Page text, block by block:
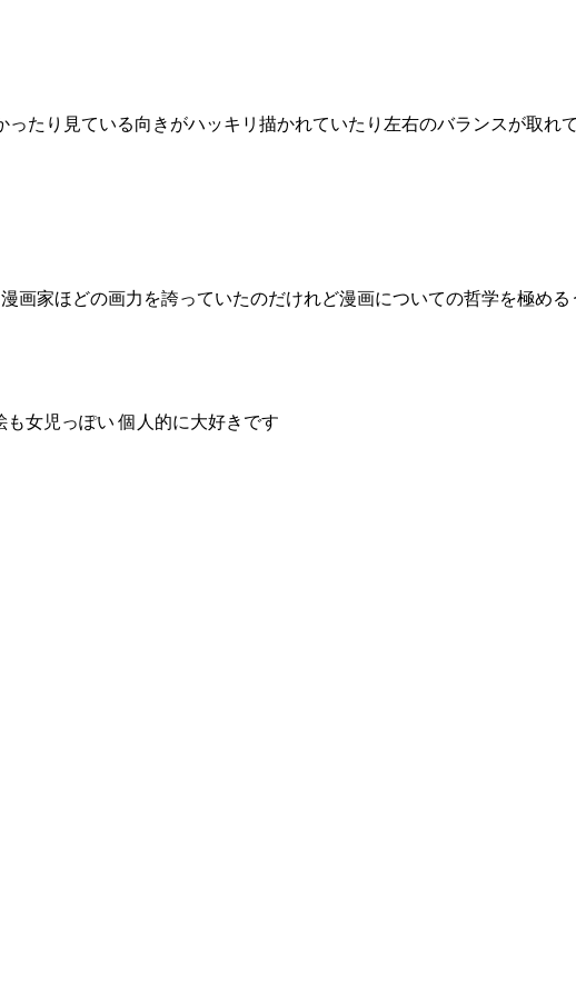
ったり見ている向きがハッキリ描かれていたり左右のバランスが取
画家ほどの画力を誇っていたのだけれど漫画についての哲学を極め
女児っぽい 個人的に大好きです